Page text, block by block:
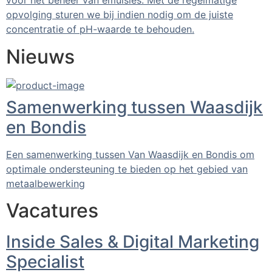
opvolging sturen we bij indien nodig om de juiste
concentratie of pH-waarde te behouden.
Nieuws
Samenwerking tussen Waasdijk
en Bondis
Een samenwerking tussen Van Waasdijk en Bondis om
optimale ondersteuning te bieden op het gebied van
metaalbewerking
Vacatures
Inside Sales & Digital Marketing
Specialist